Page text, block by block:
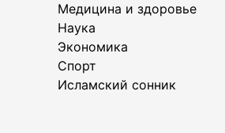
Медицина и здоровье
Наука
Экономика
Спорт
Исламский сонник